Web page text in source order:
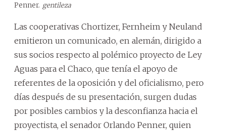
Penner. gentileza
Las cooperativas Chortizer, Fernheim y Neuland
emitieron un comunicado, en alemán, dirigido a
sus socios respecto al polémico proyecto de Ley
Aguas para el Chaco, que tenía el apoyo de
referentes de la oposición y del oficialismo, pero
días después de su presentación, surgen dudas
por posibles cambios y la desconfianza hacia el
proyectista, el senador Orlando Penner, quien